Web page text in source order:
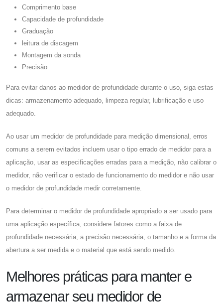
Comprimento base
Capacidade de profundidade
Graduação
leitura de discagem
Montagem da sonda
Precisão
Para evitar danos ao medidor de profundidade durante o uso, siga estas
dicas: armazenamento adequado, limpeza regular, lubrificação e uso
adequado.
Ao usar um medidor de profundidade para medição dimensional, erros
comuns a serem evitados incluem usar o tipo errado de medidor para a
aplicação, usar as especificações erradas para a medição, não calibrar o
medidor, não verificar o estado de funcionamento do medidor e não usar
o medidor de profundidade medir corretamente.
Para determinar o medidor de profundidade apropriado a ser usado para
uma aplicação específica, considere fatores como a faixa de
profundidade necessária, a precisão necessária, o tamanho e a forma da
abertura a ser medida e o material que está sendo medido.
Melhores práticas para manter e
armazenar seu medidor de